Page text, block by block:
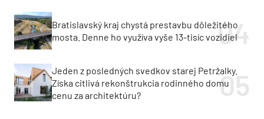
Bratislavský kraj chystá prestavbu dôležitého
mosta. Denne ho využíva vyše 13-tisíc vozidiel
Jeden z posledných svedkov starej Petržalky.
Získa citlivá rekonštrukcia rodinného domu
cenu za architektúru?